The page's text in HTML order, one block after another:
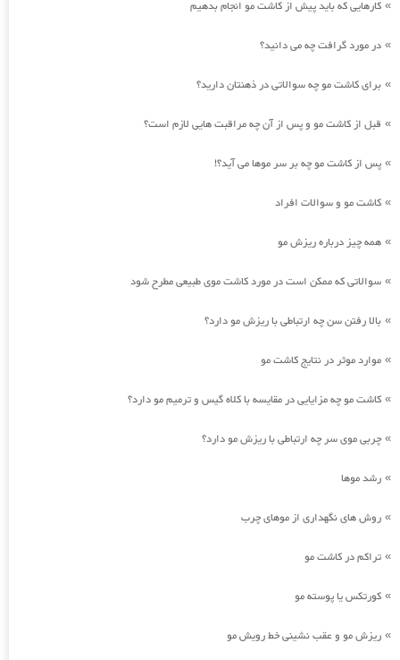
» کارهایی که باید پیش از کاشت مو انجام بدهیم
» در مورد گرافت چه می دانید؟
» برای کاشت مو چه سوالاتی در ذهنتان دارید؟
» قبل از کاشت مو و پس از آن چه مراقبت هایی لازم است؟
» پس از کاشت مو چه بر سر موها می آید؟!
» کاشت مو و سوالات افراد
» همه چیز درباره ریزش مو
» سوالاتی که ممکن است در مورد کاشت موی طبیعی مطرح شود
» بالا رفتن سن چه ارتباطی با ریزش مو دارد؟
» موارد موثر در نتایج کاشت مو
» کاشت مو چه مزایایی در مقایسه با کلاه گیس و ترمیم مو دارد؟
» چربی موی سر چه ارتباطی با ریزش مو دارد؟
» رشد موها
» روش های نگهداری از موهای چرب
» تراکم در کاشت مو
» کورتکس یا پوسته مو
» ریزش مو و عقب نشینی خط رویش مو